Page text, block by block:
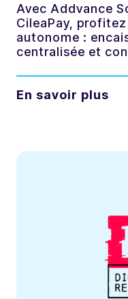
Avec Addvance
CileaPay,
autonome :
centralisée et
En savoir plus